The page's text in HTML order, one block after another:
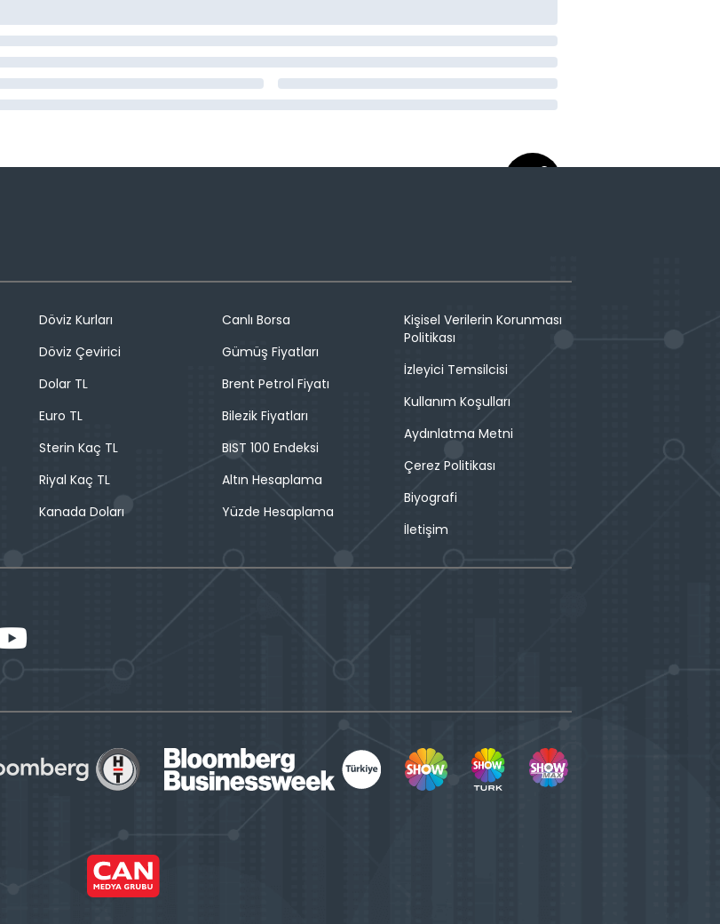
Döviz Kurları
Döviz Çevirici
Dolar TL
Euro TL
Sterin Kaç TL
Riyal Kaç TL
Kanada Doları
Canlı Borsa
Gümüş Fiyatları
Brent Petrol Fiyatı
Bilezik Fiyatları
BIST 100 Endeksi
Altın Hesaplama
Yüzde Hesaplama
Kişisel Verilerin Korunması
Politikası
İzleyici Temsilcisi
Kullanım Koşulları
Aydınlatma Metni
Çerez Politikası
Biyografi
İletişim